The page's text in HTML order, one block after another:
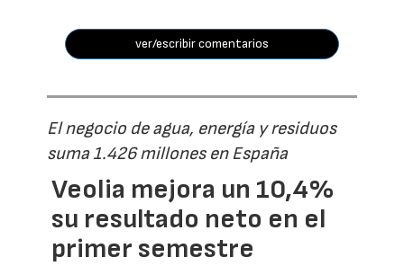
ver/escribir comentarios
El negocio de agua, energía y residuos
suma 1.426 millones en España
Veolia mejora un 10,4%
su resultado neto en el
primer semestre